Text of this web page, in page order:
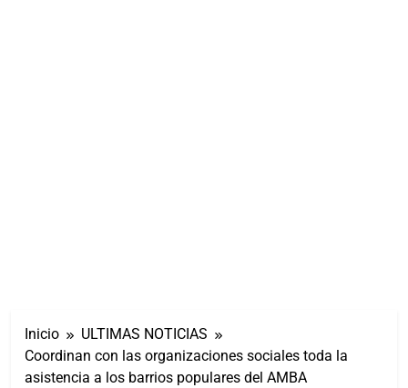
Inicio
ULTIMAS NOTICIAS
Coordinan con las organizaciones sociales toda la
asistencia a los barrios populares del AMBA